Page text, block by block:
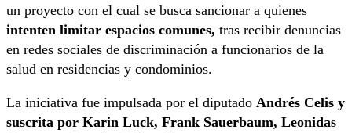
un proyecto con el cual se busca sancionar a quienes
intenten limitar espacios comunes, tras recibir denuncias
en redes sociales de discriminación a funcionarios de la
salud en residencias y condominios.
La iniciativa fue impulsada por el diputado Andrés Celis y
suscrita por Karin Luck, Frank Sauerbaum, Leonidas